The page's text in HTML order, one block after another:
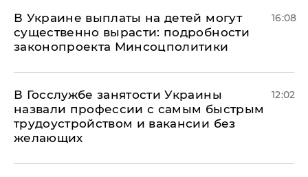
В Украине выплаты на детей могут
существенно вырасти: подробности
законопроекта Минсоцполитики
16:08
В Госслужбе занятости Украины
назвали профессии с самым быстрым
трудоустройством и вакансии без
желающих
12:02